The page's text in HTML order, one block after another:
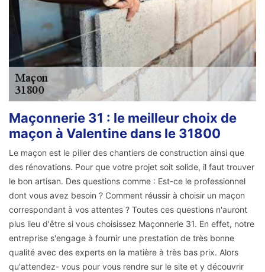
Maçonnerie 31 : le meilleur choix de
maçon à Valentine dans le 31800
Le maçon est le pilier des chantiers de construction ainsi que
des rénovations. Pour que votre projet soit solide, il faut trouver
le bon artisan. Des questions comme : Est-ce le professionnel
dont vous avez besoin ? Comment réussir à choisir un maçon
correspondant à vos attentes ? Toutes ces questions n'auront
plus lieu d'être si vous choisissez Maçonnerie 31. En effet, notre
entreprise s'engage à fournir une prestation de très bonne
qualité avec des experts en la matière à très bas prix. Alors
qu'attendez- vous pour vous rendre sur le site et y découvrir